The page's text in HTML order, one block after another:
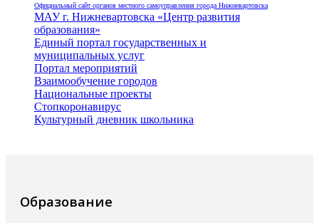
Официальный сайт органов местного самоуправления города Нижневартовска
МАУ г. Нижневартовска «Центр развития
образования»
Единый портал государственных и
муниципальных услуг
Портал мероприятий
Взаимообучение городов
Национальные проекты
Стопкоронавирус
Культурный дневник школьника
Образование